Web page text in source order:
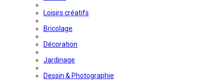
Loisirs créatifs
Bricolage
Décoration
Jardinage
Dessin & Photographie